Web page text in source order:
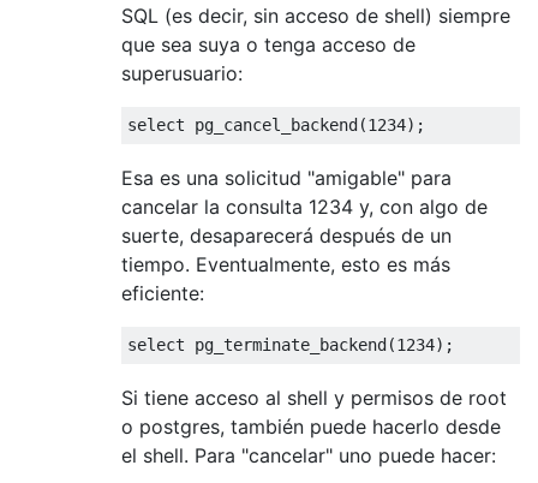
SQL (es decir, sin acceso de shell) siempre
que sea suya o tenga acceso de
superusuario:
select pg_cancel_backend(1234);
Esa es una solicitud "amigable" para
cancelar la consulta 1234 y, con algo de
suerte, desaparecerá después de un
tiempo. Eventualmente, esto es más
eficiente:
select pg_terminate_backend(1234);
Si tiene acceso al shell y permisos de root
o postgres, también puede hacerlo desde
el shell. Para "cancelar" uno puede hacer: